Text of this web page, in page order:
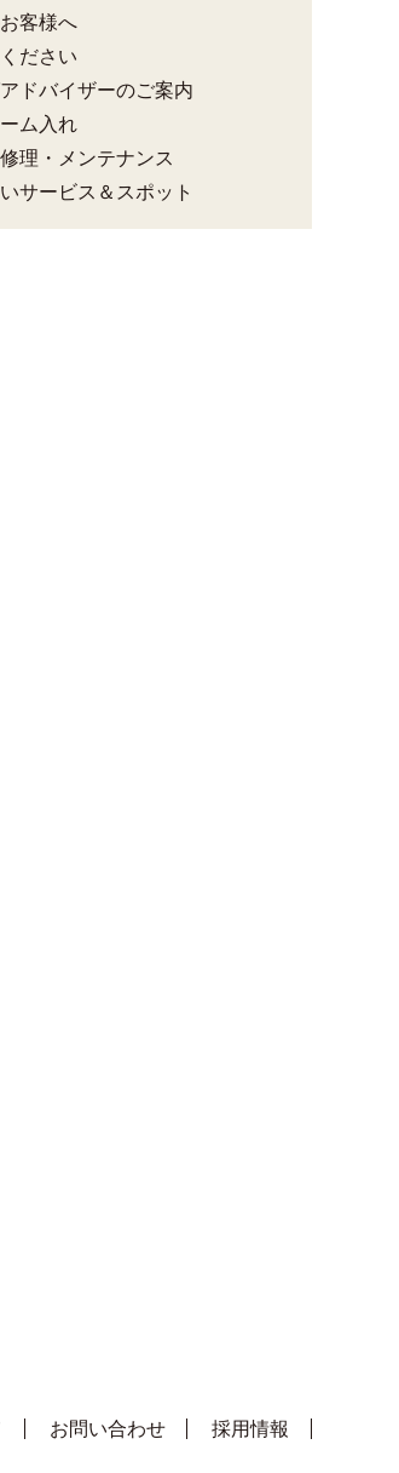
客様へ
ださい
ドバイザーのご案内
ム入れ
理・メンテナンス
サービス＆スポット
お問い合わせ 採用情報